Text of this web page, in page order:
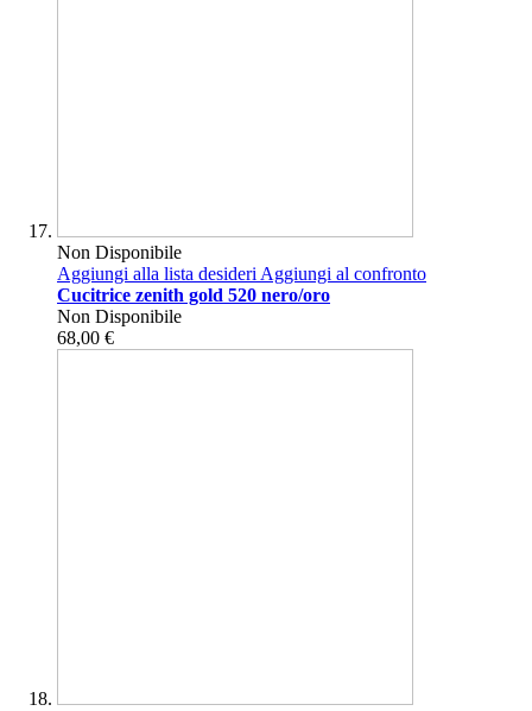
Non Disponibile
Aggiungi alla lista desideriAggiungi al confronto
Cucitrice zenith gold 520 nero/oro
Non Disponibile
68,00 €